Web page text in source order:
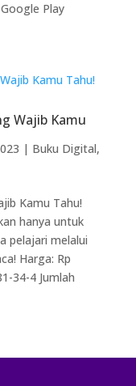
Play
Wajib Kamu
| Buku Digital,
Kamu Tahu!
hanya untuk
pelajari melalui
Harga: Rp
34-4 Jumlah